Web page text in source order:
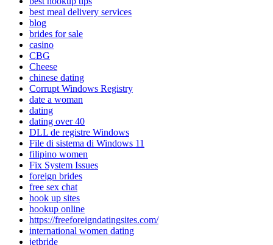
best meal delivery services
blog
brides for sale
casino
CBG
Cheese
chinese dating
Corrupt Windows Registry
date a woman
dating
dating over 40
DLL de registre Windows
File di sistema di Windows 11
filipino women
Fix System Issues
foreign brides
free sex chat
hook up sites
hookup online
https://freeforeigndatingsites.com/
international women dating
jetbride